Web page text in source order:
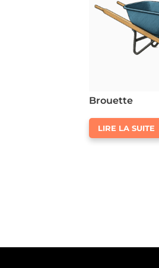
Brouette
LIRE LA SUITE